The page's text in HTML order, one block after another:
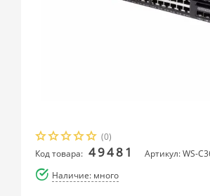
(0)
Код товара: 49481
Артикул: WS-
Наличие: много